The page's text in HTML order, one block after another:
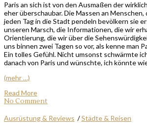
Paris an sich ist von den Ausmaßen der
eher überschaubar. Die Massen an Menschen,
jeden Tag in die Stadt pendeln bevölkern sie
unseren Marsch, die Informationen, die wir
Orientierung, die wir über die
uns binnen zwei Tagen so vor, als kenne man
Ein tolles Gefühl. Nicht umsonst schwärmte
danach von Paris und wünschte, ich könnte
(mehr …)
Read More
No Comment
Ausrüstung & Reviews /Städte & Reisen